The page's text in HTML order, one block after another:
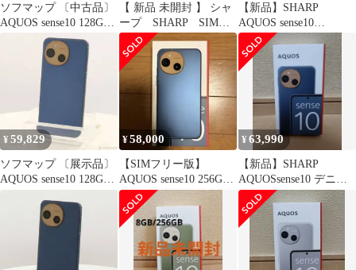
ソフマップ 〔中古品〕
AQUOS sense10 128GB
フルブラック SH-M33
SIMフリー【352】
【 新品 未開封 】 シャ
ープ SHARP SIMフ
リースマートフォン
AQUOS sense10
Snapdragon 7s Gen 3 6.1
インチ 8GB/256GB フル
ブラック SHM33BB
【新品】SHARP
AQUOS sense10
8GB/256GB フルブラッ
ク
¥59,829
ソフマップ 〔展示品〕
AQUOS sense10 128GB
デニムネイビー SH-
M33 SIMフリー【295】
¥58,000
【SIMフリー版】
AQUOS sense10 256GB
ケースとフィルム付き
¥63,990
【新品】SHARP
AQUOSsense10 デニム
ネイビー 8GB/256GB